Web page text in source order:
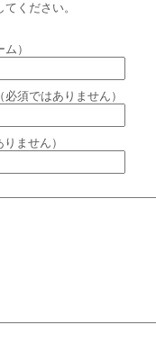
ください。
）
須ではありません）
ません）